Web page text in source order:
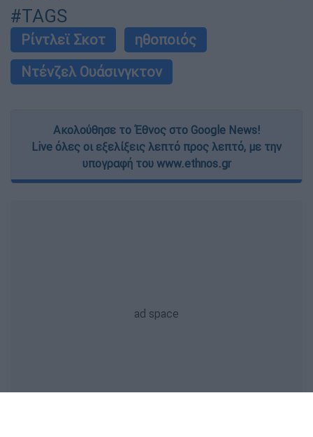
#TAGS
Ρίντλεϊ Σκοτ
ηθοποιός
Ντένζελ Ουάσινγκτον
Ακολούθησε το Έθνος στο Google News!
Live όλες οι εξελίξεις λεπτό προς λεπτό, με την
υπογραφή του www.ethnos.gr